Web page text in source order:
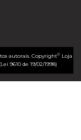
autorais. Copyright©Loja
9610 de 19/02/1998)